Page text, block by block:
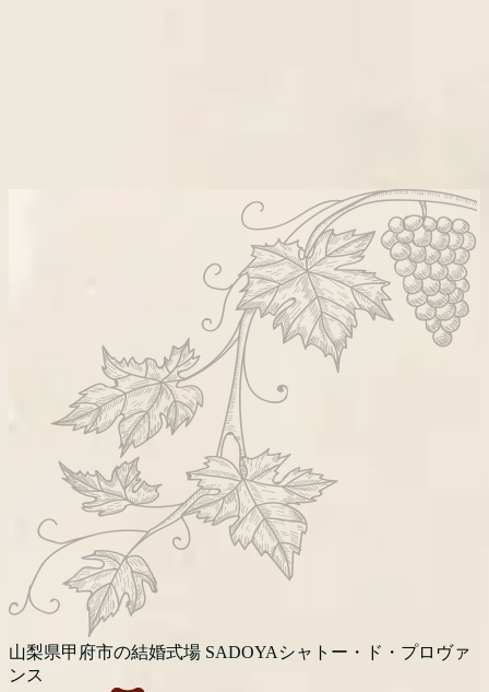
山梨県甲府市の結婚式場 SADOYAシャトー・ド・プロヴァ
ンス